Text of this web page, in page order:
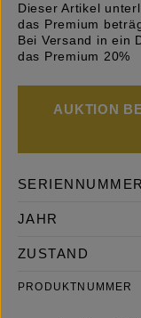
Dieser Artikel
das Premium
Bei Versand in ein
das Premium 20%
AUKTION
SERIENNUMMER
JAHR
ZUSTAND
PRODUKTNUMMER